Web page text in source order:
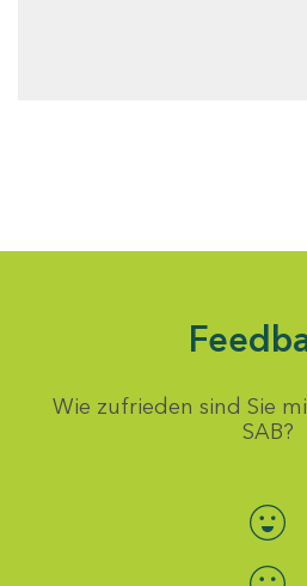
Wie zufrieden sind Sie
SAB?